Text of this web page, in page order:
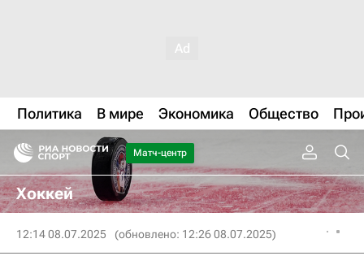
Политика В мире Экономика Общество
Матч-центр
Хоккей
12:14 08.07.2025 (обновлено: 12:26 08.07.2025)